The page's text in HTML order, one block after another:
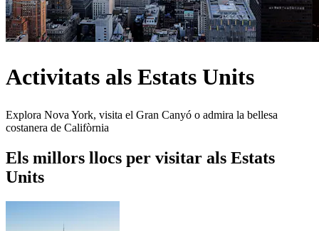
Activitats als Estats Units
Explora Nova York, visita el Gran Canyó o admira la bellesa
costanera de Califòrnia
Els millors llocs per visitar als Estats
Units